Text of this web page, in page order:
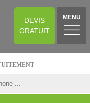
DEVIS
GRATUIT
MENU